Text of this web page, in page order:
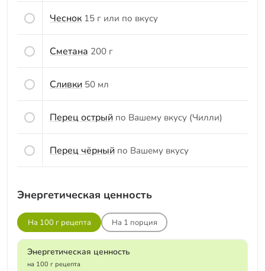
Чеснок 15 г или по вкусу
Сметана 200 г
Сливки 50 мл
Перец острый по Вашему вкусу (Чилли)
Перец чёрный по Вашему вкусу
Энергетическая ценность
На 100 г рецепта На 1 порция
Энергетическая ценность
на 100 г рецепта